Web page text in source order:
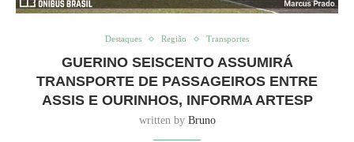
Destaques Região Transportes
GUERINO SEISCENTO ASSUMIRÁ
TRANSPORTE DE PASSAGEIROS ENTRE
ASSIS E OURINHOS, INFORMA ARTESP
written by Bruno